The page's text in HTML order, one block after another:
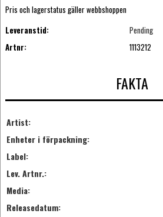
Pris och lagerstatus gäller webbshoppen
Leveranstid:
Pending
Artnr:
1113212
FAKTA
Artist:
Enheter i förpackning:
Label:
Lev. Artnr.:
Media:
Releasedatum: